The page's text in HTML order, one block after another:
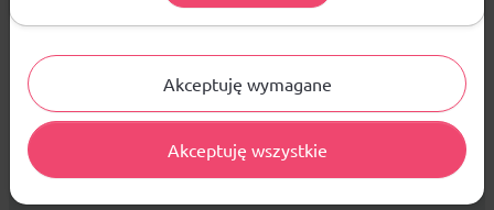
Sprzedaż hurtowa
Platforma B2B zapewnia profesjonalną obsługę biznesową i
najlepsze ceny dla odbiorców hurtowych.
Akceptuję wymagane
Akceptuję wszystkie